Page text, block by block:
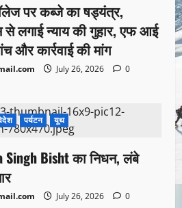
पर कब्जे का षड्यंत्र,
लगाई न्याय की गुहार, एफ आई
और कार्रवाई की मांग
July 26, 2026
0
पर्यटन यूथ
Singh Bisht का निधन, लंबे
July 26, 2026
0